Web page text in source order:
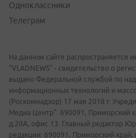
Одноклассники
Телеграм
На данном сайте распространяется
"VLADNEWS" - свидетельство о
выдано Федеральной службой по
информационных технологий и
(Роскомнадзор) 17 мая 2018 г.
Медиа Центр". 690091, Приморский
д.20А, офис 13. Главный редактор
редакции: 690091, Приморский край,